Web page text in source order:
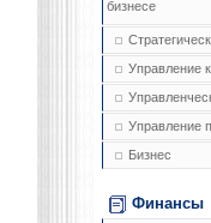
бизнесе
Управление
Управление
Бизнес
Финансы